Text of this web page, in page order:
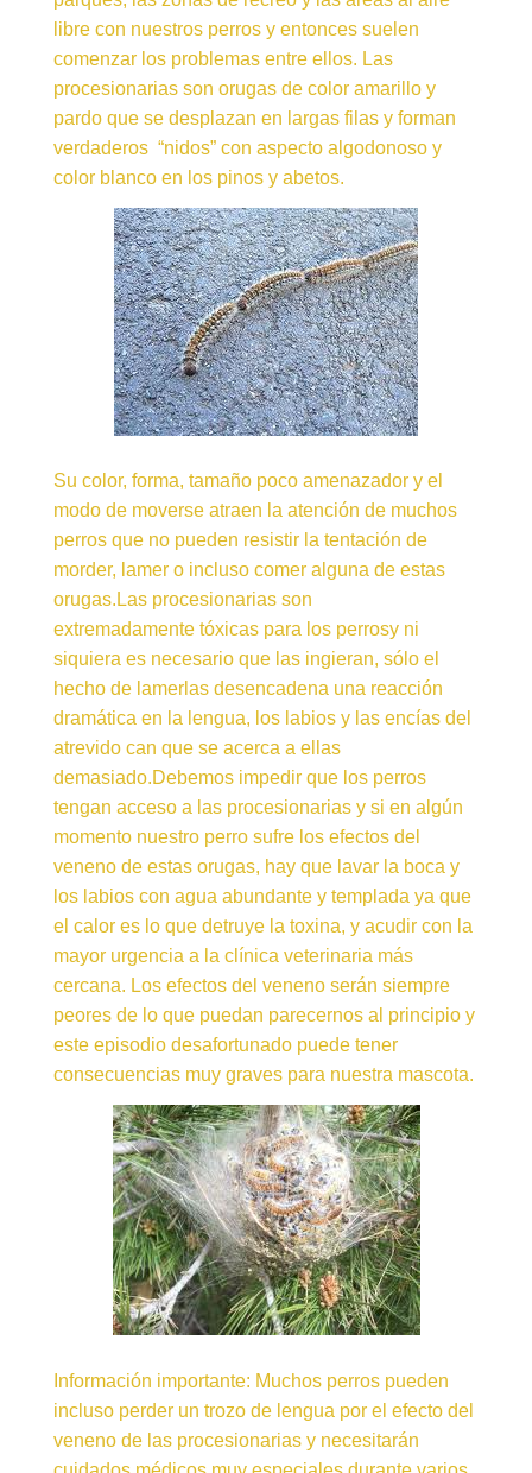
libre con nuestros perros y entonces suelen
comenzar los problemas entre ellos. Las
procesionarias son orugas de color amarillo y
pardo que se desplazan en largas filas y forman
verdaderos “nidos” con aspecto algodonoso y
color blanco en los pinos y abetos.
Su color, forma, tamaño poco amenazador y el
modo de moverse atraen la atención de muchos
perros que no pueden resistir la tentación de
morder, lamer o incluso comer alguna de estas
orugas.Las procesionarias son
extremadamente tóxicas para los perrosy ni
siquiera es necesario que las ingieran, sólo el
hecho de lamerlas desencadena una reacción
dramática en la lengua, los labios y las encías del
atrevido can que se acerca a ellas
demasiado.Debemos impedir que los perros
tengan acceso a las procesionarias y si en algún
momento nuestro perro sufre los efectos del
veneno de estas orugas, hay que lavar la boca y
los labios con agua abundante y templada ya que
el calor es lo que detruye la toxina, y acudir con la
mayor urgencia a la clínica veterinaria más
cercana. Los efectos del veneno serán siempre
peores de lo que puedan parecernos al principio y
este episodio desafortunado puede tener
consecuencias muy graves para nuestra mascota.
Información importante: Muchos perros pueden
incluso perder un trozo de lengua por el efecto del
veneno de las procesionarias y necesitarán